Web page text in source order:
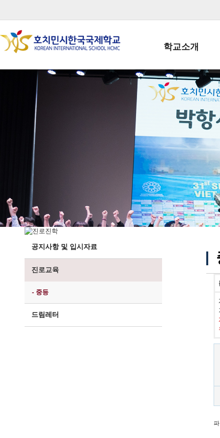
학교소개
학교장인사말
학생회장인사말
학교상징
학교 CI
교직원현황
학생현황
위치/전화
전경사진
공지사항 및 입시자료
진로교육
- 중등
드림레터